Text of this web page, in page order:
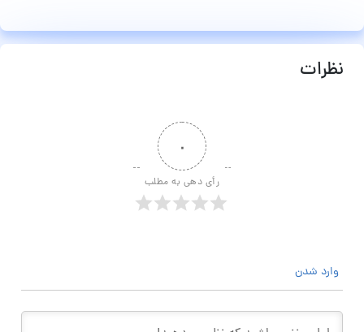
نظرات
۰
رأی دهی به مطلب
وارد شدن